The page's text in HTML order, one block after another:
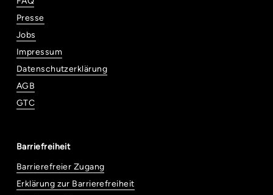
Presse
Jobs
Impressum
Datenschutzerklärung
AGB
GTC
Barriefreiheit
Barrierefreier Zugang
Erklärung zur Barrierefreiheit